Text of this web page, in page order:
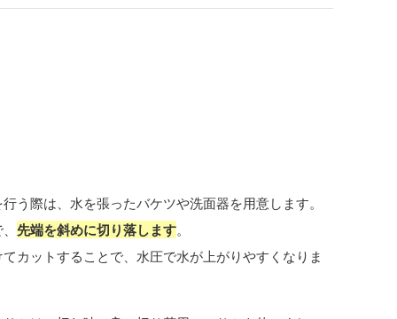
う際は、水を張ったバケツや洗面器を用意します。
先端を斜めに切り落します。
カットすることで、水圧で水が上がりやすくなりま